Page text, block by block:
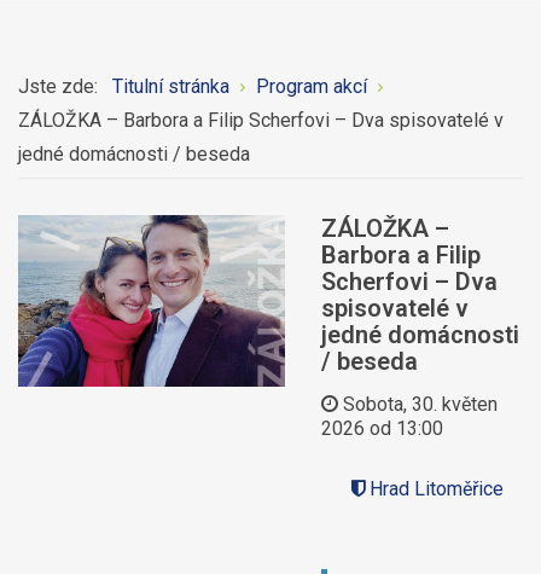
Jste zde: Titulní stránka
Program akcí
ZÁLOŽKA – Barbora a Filip Scherfovi – Dva spisovatelé v
jedné domácnosti / beseda
ZÁLOŽKA –
Barbora a Filip
Scherfovi – Dva
spisovatelé v
jedné domácnosti
/ beseda
Sobota, 30. květen
2026 od 13:00
Hrad Litoměřice